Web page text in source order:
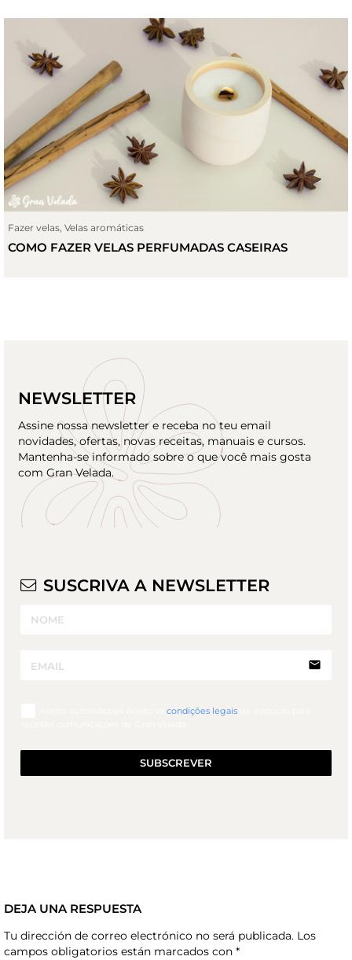
Fazer velas Velas aromáticas
COMO FAZER VELAS PERFUMADAS CASEIRAS
NEWSLETTER
Assine nossa newsletter e receba no teu email
novidades, ofertas, novas receitas, manuais e cursos.
Mantenha-se informado sobre o que você mais gosta
com Gran Velada.
SUSCRIVA A NEWSLETTER
email
condições legais
SUBSCREVER
DEJA UNA RESPUESTA
Tu dirección de correo electrónico no será publicada. Los
campos obligatorios están marcados con *